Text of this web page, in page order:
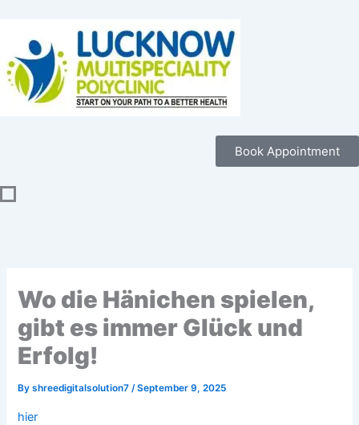
content
Book Appointment
Wo die Hänichen spielen,
gibt es immer Glück und
Erfolg!
Byshreedigitalsolution7/September 9, 2025
hier